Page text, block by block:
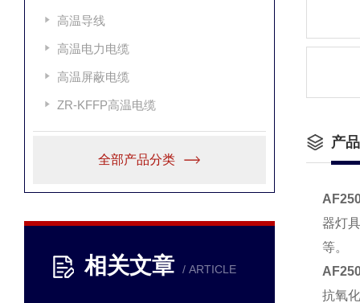
高温导线
高温电力电缆
高温屏蔽电缆
ZR-KFFP高温电缆
全部产品分类
相关文章 / ARTICLE
产
器灯
等。
抗氧